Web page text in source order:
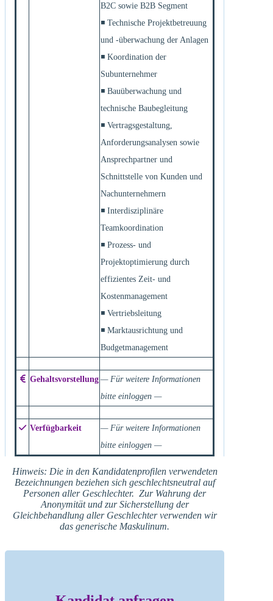
B2C sowie B2B Segment
◾ Technische Projektbetreuung
und -überwachung der Anlagen
◾ Koordination der
Subunternehmer
◾ Bauüberwachung und
technische Baubegleitung
◾ Vertragsgestaltung,
Anforderungsanalysen sowie
Ansprechpartner und
Schnittstelle von Kunden und
Nachunternehmern
◾ Interdisziplinäre
Teamkoordination
◾ Prozess- und
Projektoptimierung durch
effizientes Zeit- und
Kostenmanagement
◾ Vertriebsleitung
◾ Marktausrichtung und
Budgetmanagement
Gehaltsvorstellung — Für weitere Informationen
bitte einloggen —
Verfügbarkeit
— Für weitere Informationen
bitte einloggen —
Hinweis: Die in den Kandidatenprofilen verwendeten
Bezeichnungen beziehen sich geschlechtsneutral auf
Personen aller Geschlechter. Zur Wahrung der
Anonymität und zur Sicherstellung der
Gleichbehandlung aller Geschlechter verwenden wir
das generische Maskulinum.